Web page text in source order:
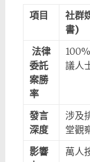
項目
社群
書)
法律
委託
案勝
率
議人
發言
深度
涉及
堂觀
影響
萬人